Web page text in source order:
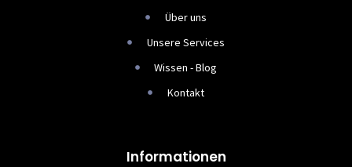
Über uns
Unsere Services
Wissen - Blog
Kontakt
Informationen